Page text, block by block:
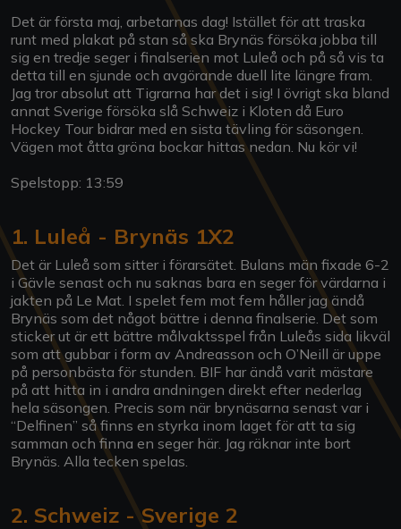
Det är första maj, arbetarnas dag! Istället för att traska
runt med plakat på stan så ska Brynäs försöka jobba till
sig en tredje seger i finalserien mot Luleå och på så vis ta
detta till en sjunde och avgörande duell lite längre fram.
Jag tror absolut att Tigrarna har det i sig! I övrigt ska bland
annat Sverige försöka slå Schweiz i Kloten då Euro
Hockey Tour bidrar med en sista tävling för säsongen.
Vägen mot åtta gröna bockar hittas nedan. Nu kör vi!
Spelstopp: 13:59
1. Luleå - Brynäs 1X2
Det är Luleå som sitter i förarsätet. Bulans män fixade 6-2
i Gävle senast och nu saknas bara en seger för värdarna i
jakten på Le Mat. I spelet fem mot fem håller jag ändå
Brynäs som det något bättre i denna finalserie. Det som
sticker ut är ett bättre målvaktsspel från Luleås sida likväl
som att gubbar i form av Andreasson och O’Neill är uppe
på personbästa för stunden. BIF har ändå varit mästare
på att hitta in i andra andningen direkt efter nederlag
hela säsongen. Precis som när brynäsarna senast var i
“Delfinen” så finns en styrka inom laget för att ta sig
samman och finna en seger här. Jag räknar inte bort
Brynäs. Alla tecken spelas.
2. Schweiz - Sverige 2